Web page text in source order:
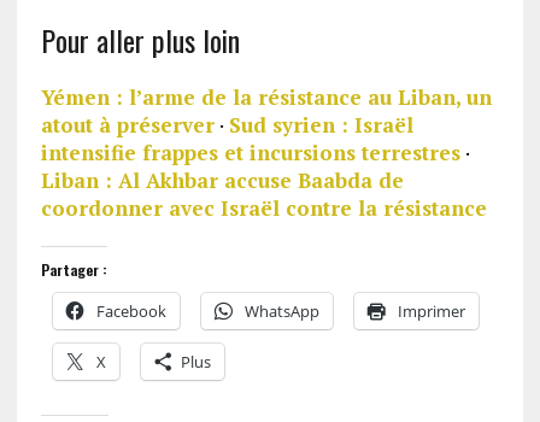
Pour aller plus loin
Yémen : l’arme de la résistance au Liban, un
atout à préserver· Sud syrien : Israël
intensifie frappes et incursions terrestres·
Liban : Al Akhbar accuse Baabda de
coordonner avec Israël contre la résistance
Partager :
Facebook WhatsApp Imprimer
X Plus